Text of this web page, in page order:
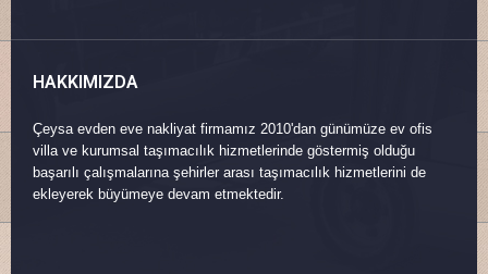
HAKKIMIZDA
Çeysa evden eve nakliyat firmamız 2010'dan günümüze ev ofis
villa ve kurumsal taşımacılık hizmetlerinde göstermiş olduğu
başarılı çalışmalarına şehirler arası taşımacılık hizmetlerini de
ekleyerek büyümeye devam etmektedir.